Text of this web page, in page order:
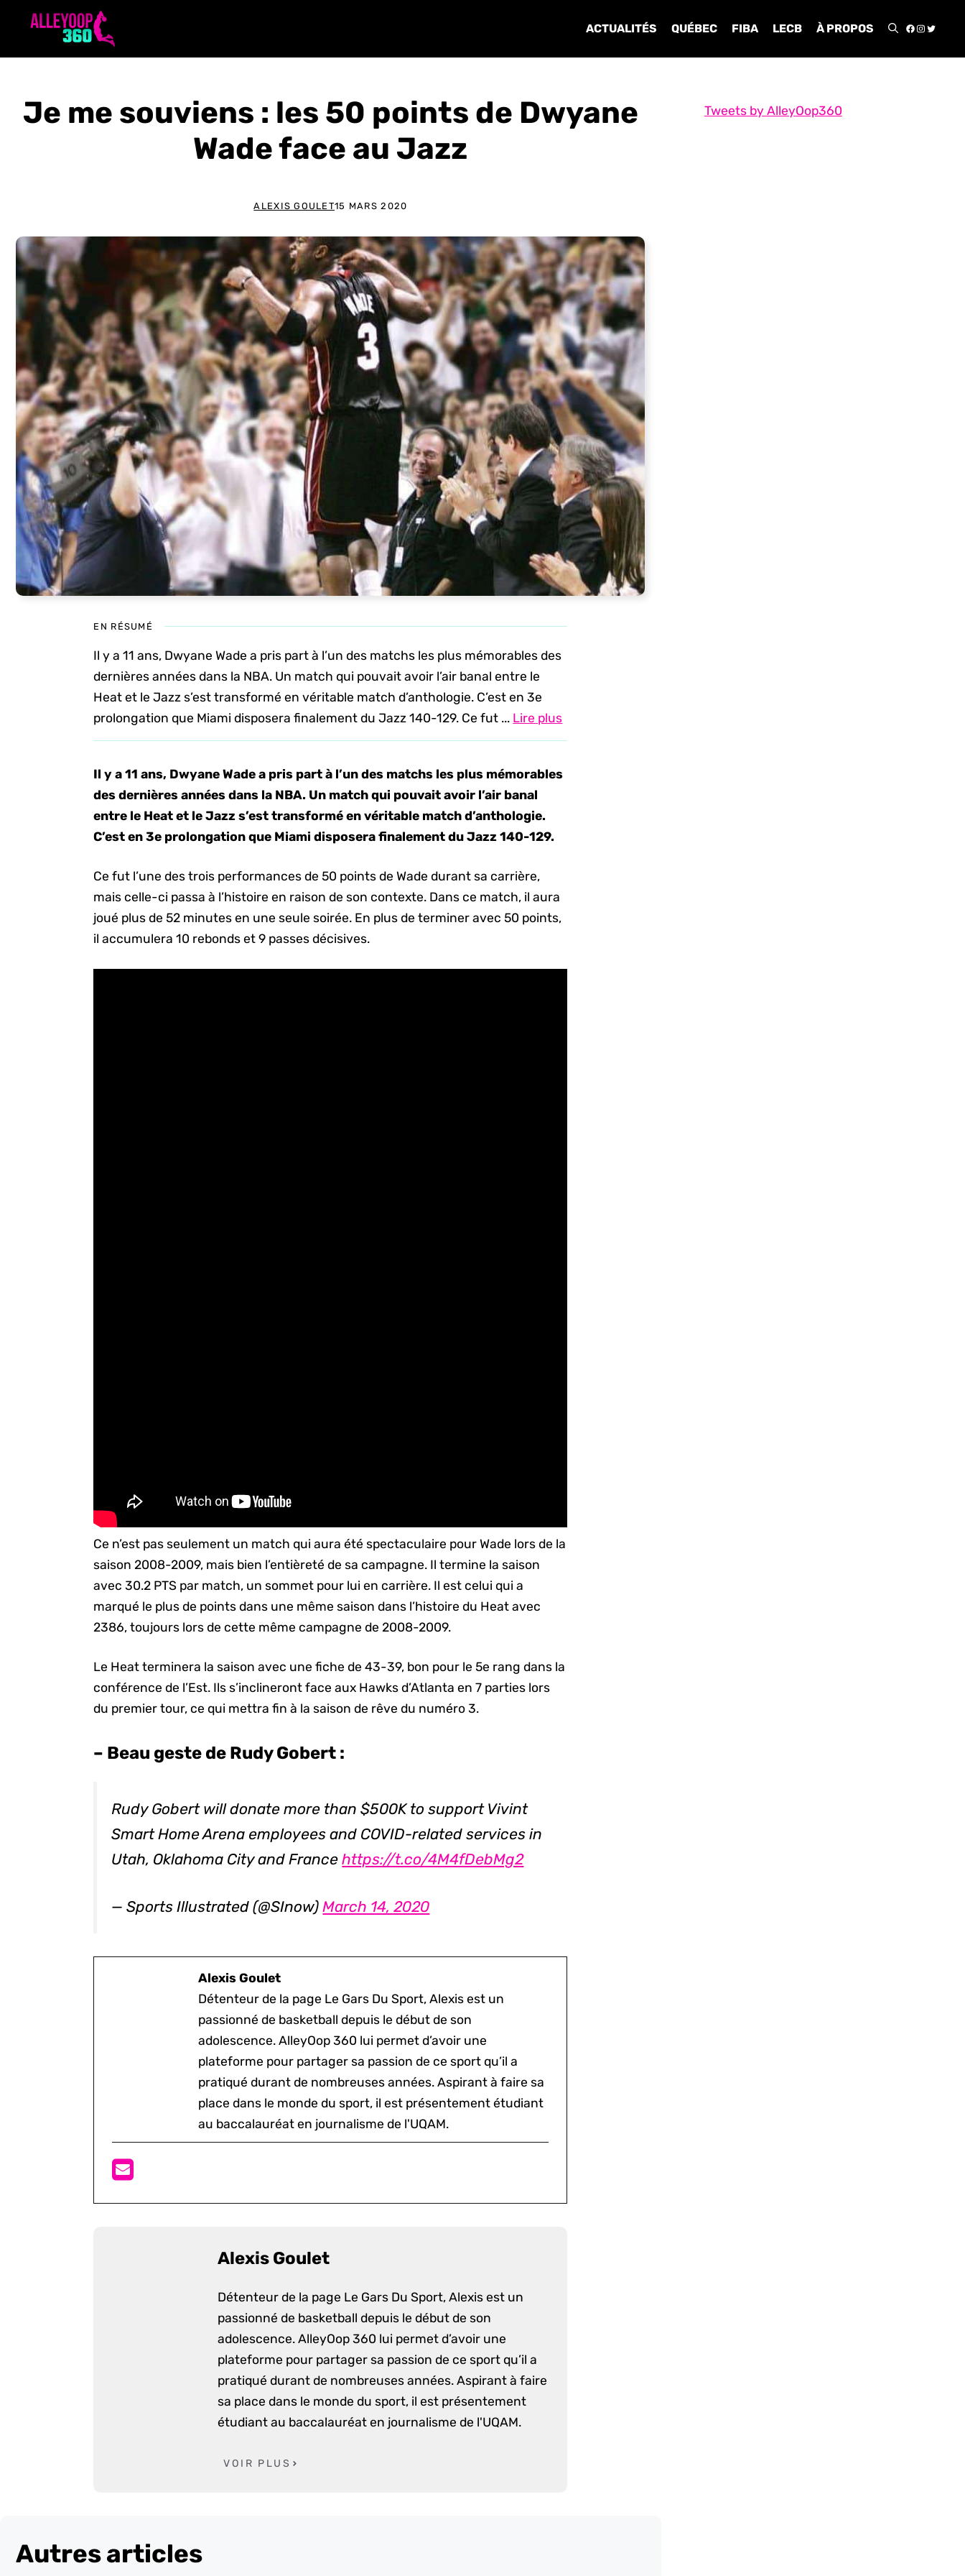
ACTUALITÉS QUÉBEC FIBA LECB À PROPOS
Je me souviens : les 50 points de Dwyane
Wade face au Jazz
ALEXIS GOULET15 MARS 2020
EN RÉSUMÉ
Il y a 11 ans, Dwyane Wade a pris part à l’un des matchs les plus mémorables des
dernières années dans la NBA. Un match qui pouvait avoir l’air banal entre le
Heat et le Jazz s’est transformé en véritable match d’anthologie. C’est en 3e
prolongation que Miami disposera finalement du Jazz 140-129. Ce fut ... Lire plus
Il y a 11 ans, Dwyane Wade a pris part à l’un des matchs les plus mémorables
des dernières années dans la NBA. Un match qui pouvait avoir l’air banal
entre le Heat et le Jazz s’est transformé en véritable match d’anthologie.
C’est en 3e prolongation que Miami disposera finalement du Jazz 140-129.
Ce fut l’une des trois performances de 50 points de Wade durant sa carrière,
mais celle-ci passa à l’histoire en raison de son contexte. Dans ce match, il aura
joué plus de 52 minutes en une seule soirée. En plus de terminer avec 50 points,
il accumulera 10 rebonds et 9 passes décisives.
Ce n’est pas seulement un match qui aura été spectaculaire pour Wade lors de la
saison 2008-2009, mais bien l’entièreté de sa campagne. Il termine la saison
avec 30.2 PTS par match, un sommet pour lui en carrière. Il est celui qui a
marqué le plus de points dans une même saison dans l’histoire du Heat avec
2386, toujours lors de cette même campagne de 2008-2009.
Le Heat terminera la saison avec une fiche de 43-39, bon pour le 5e rang dans la
conférence de l’Est. Ils s’inclineront face aux Hawks d’Atlanta en 7 parties lors
du premier tour, ce qui mettra fin à la saison de rêve du numéro 3.
– Beau geste de Rudy Gobert :
Rudy Gobert will donate more than $500K to support Vivint
Smart Home Arena employees and COVID-related services in
Utah, Oklahoma City and Francehttps://t.co/4M4fDebMg2
— Sports Illustrated (@SInow)March 14, 2020
Alexis Goulet
Détenteur de la page Le Gars Du Sport, Alexis est un
passionné de basketball depuis le début de son
adolescence. AlleyOop 360 lui permet d’avoir une
plateforme pour partager sa passion de ce sport qu’il a
pratiqué durant de nombreuses années. Aspirant à faire sa
place dans le monde du sport, il est présentement étudiant
au baccalauréat en journalisme de l'UQAM.
Alexis Goulet
Détenteur de la page Le Gars Du Sport, Alexis est un
passionné de basketball depuis le début de son
adolescence. AlleyOop 360 lui permet d’avoir une
plateforme pour partager sa passion de ce sport qu’il a
pratiqué durant de nombreuses années. Aspirant à faire
sa place dans le monde du sport, il est présentement
étudiant au baccalauréat en journalisme de l'UQAM.
VOIR PLUS
Autres articles
Tweets by AlleyOop360